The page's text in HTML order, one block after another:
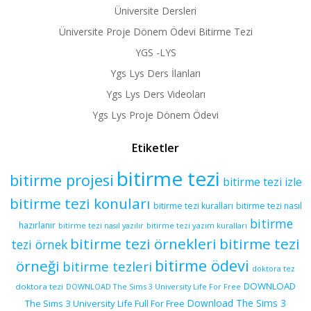
Üniversite Dersleri
Üniversite Proje Dönem Ödevi Bitirme Tezi
YGS -LYS
Ygs Lys Ders İlanları
Ygs Lys Ders Videoları
Ygs Lys Proje Dönem Ödevi
Etiketler
bitirme projesi bitirme tezi bitirme tezi izle
bitirme tezi konuları bitirme tezi kuralları bitirme tezi nasıl
hazırlanır bitirme tezi nasıl yazılır bitirme tezi yazım kuralları bitirme
tezi örnek bitirme tezi örnekleri bitirme tezi
örneği bitirme tezleri bitirme ödevi doktora tez
doktora tezi DOWNLOAD The Sims 3 University Life For Free DOWNLOAD
The Sims 3 University Life Full For Free Download The Sims 3